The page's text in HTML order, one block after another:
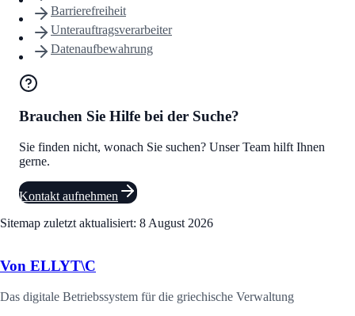
Barrierefreiheit
Unterauftragsverarbeiter
Datenaufbewahrung
Brauchen Sie Hilfe bei der Suche?
Sie finden nicht, wonach Sie suchen? Unser Team hilft Ihnen
gerne.
Kontakt aufnehmen
Sitemap zuletzt aktualisiert: 8 August 2026
Von ELLYT\C
Das digitale Betriebssystem für die griechische Verwaltung